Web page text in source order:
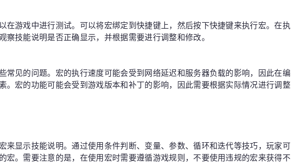
在游戏中进行测试。可以将宏绑定到快捷键上，然后按下快捷键来执行宏。在执
察技能说明是否正确显示，并根据需要进行调整和修改。
常见的问题。宏的执行速度可能会受到网络延迟和服务器负载的影响，因此在编
。宏的功能可能会受到游戏版本和补丁的影响，因此需要根据实际情况进行调整
来显示技能说明。通过使用条件判断、变量、参数、循环和迭代等技巧，玩家可
宏。需要注意的是，在使用宏时需要遵循游戏规则，不要使用违规的宏来获得不